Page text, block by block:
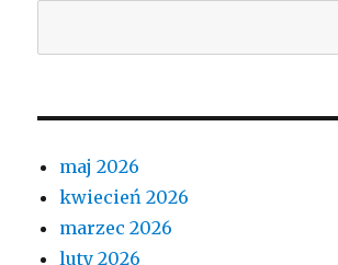
maj 2026
kwiecień 2026
marzec 2026
luty 2026